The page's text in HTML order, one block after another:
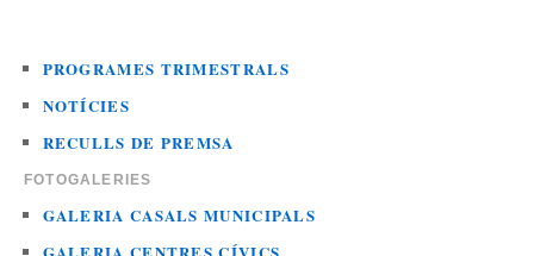
PROGRAMES TRIMESTRALS
NOTÍCIES
RECULLS DE PREMSA
FOTOGALERIES
GALERIA CASALS MUNICIPALS